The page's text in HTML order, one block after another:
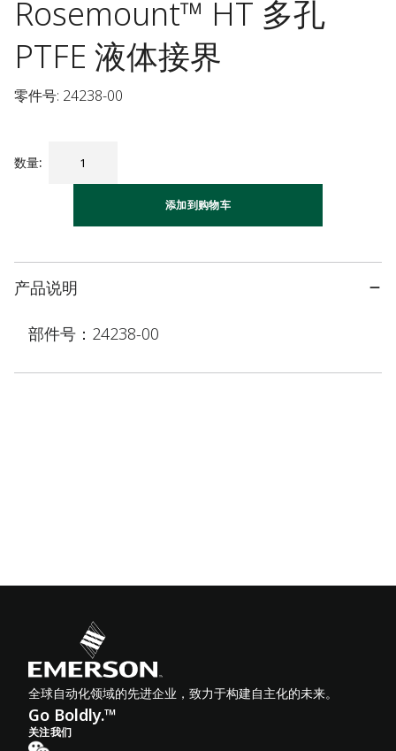
Rosemount™ HT 多孔
PTFE 液体接界
零件号: 24238-00
数量:
添加到购物车
产品说明
部件号：24238-00
全球自动化领域的先进企业，致力于构建自主化的未来。
Go Boldly.™
关注我们